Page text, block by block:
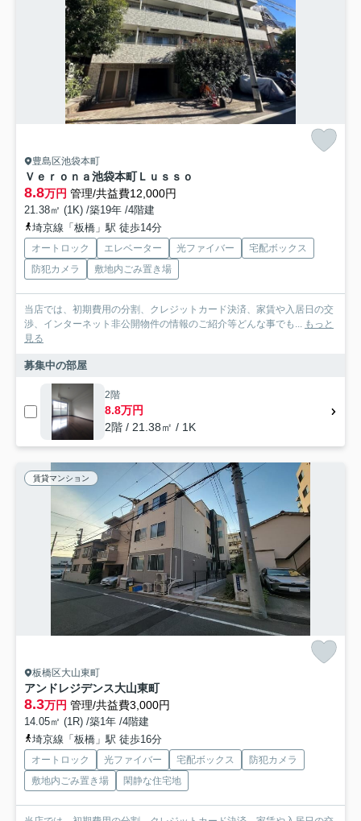
豊島区池袋本町
Ｖｅｒｏｎａ池袋本町Ｌｕｓｓｏ
8.8万円 管理/共益費12,000円
21.38㎡ (1K) /築19年 /4階建
埼京線「板橋」駅 徒歩14分
オートロック エレベーター 光ファイバー
宅配ボックス
防犯カメラ
敷地内ごみ置き場
当店では、初期費用の分割、クレジットカード決済、家賃や入居日の交
渉、インターネット非公開物件の情報のご紹介等どんな事でも... もっと
見る
募集中の部屋
2階
8.8万円
2階 / 21.38㎡ / 1K
賃貸マンション
板橋区大山東町
アンドレジデンス大山東町
8.3万円 管理/共益費3,000円
14.05㎡ (1R) /築1年 /4階建
埼京線「板橋」駅 徒歩16分
オートロック 光ファイバー 宅配ボックス
防犯カメラ
敷地内ごみ置き場
閑静な住宅地